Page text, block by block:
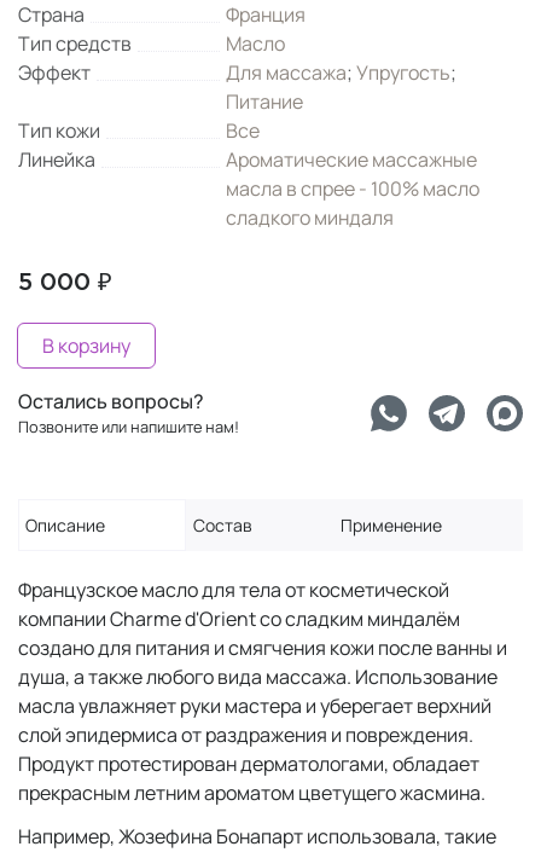
Страна
Франция
Тип средств
Масло
Эффект
Для массажа;Упругость;
Питание
Тип кожи
Все
Линейка
Ароматические массажные
масла в спрее - 100% масло
сладкого миндаля
5 000 ₽
В корзину
Остались вопросы?
Позвоните или напишите нам!
Описание Состав Применение
Французское масло для тела от косметической
компании Charme d'Orient со сладким миндалём
создано для питания и смягчения кожи после ванны и
душа, а также любого вида массажа. Использование
масла увлажняет руки мастера и уберегает верхний
слой эпидермиса от раздражения и повреждения.
Продукт протестирован дерматологами, обладает
прекрасным летним ароматом цветущего жасмина.
Например, Жозефина Бонапарт использовала, такие